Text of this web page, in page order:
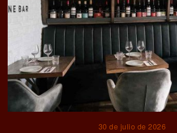
30 de julio de 2026